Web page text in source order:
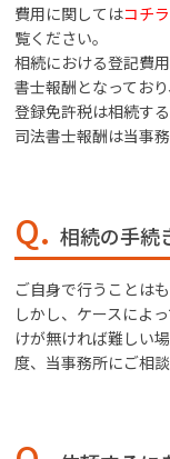
費用に関してはコチラ
覧ください。
相続における登記費
書士報酬となっており
登録免許税は相続す
司法書士報酬は当事
Q. 相続の手続
ご自身で行うことは
しかし、ケースによ
けが無ければ難しい
度、当事務所にご相談